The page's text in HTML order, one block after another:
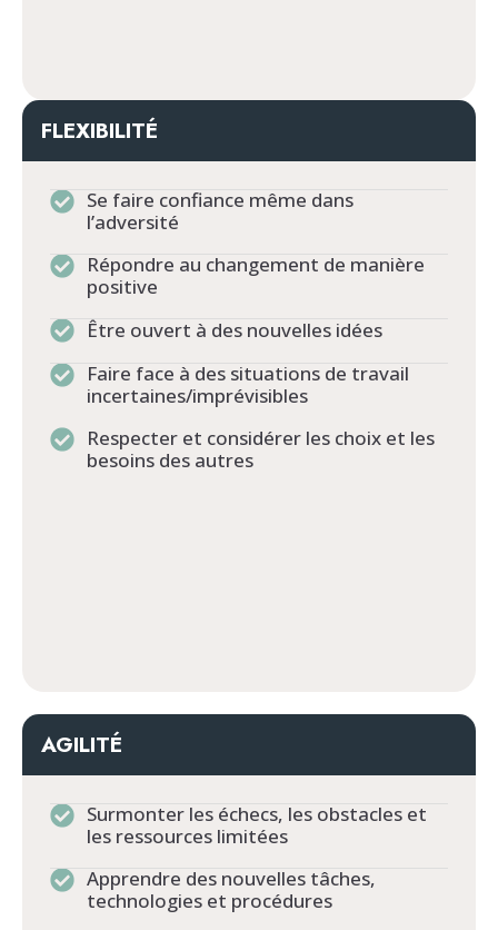
FLEXIBILITÉ
Se faire confiance même dans
l’adversité
Répondre au changement de manière
positive
Être ouvert à des nouvelles idées
Faire face à des situations de travail
incertaines/imprévisibles
Respecter et considérer les choix et les
besoins des autres
AGILITÉ
Surmonter les échecs, les obstacles et
les ressources limitées
Apprendre des nouvelles tâches,
technologies et procédures